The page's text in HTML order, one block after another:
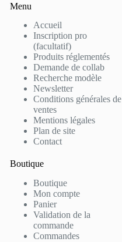
Menu
Accueil
Inscription pro
(facultatif)
Produits réglementés
Demande de collab
Recherche modèle
Newsletter
Conditions générales de
ventes
Mentions légales
Plan de site
Contact
Boutique
Boutique
Mon compte
Panier
Validation de la
commande
Commandes